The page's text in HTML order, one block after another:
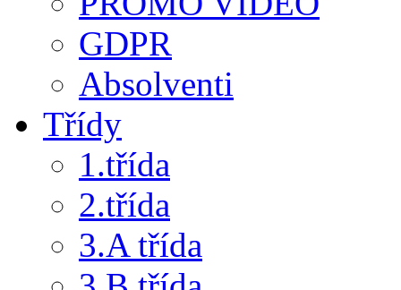
GDPR
Absolventi
Třídy
1.třída
2.třída
3.A třída